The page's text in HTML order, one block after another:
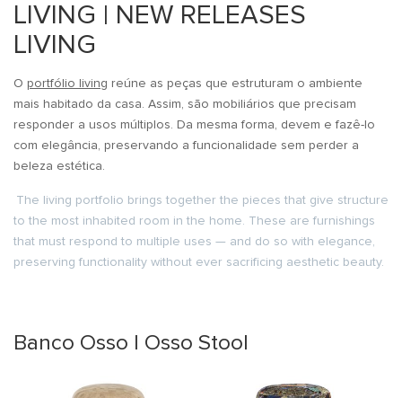
LIVING | NEW RELEASES
LIVING
O portfólio living reúne as peças que estruturam o ambiente
mais habitado da casa. Assim, são mobiliários que precisam
responder a usos múltiplos. Da mesma forma, devem e fazê-lo
com elegância, preservando a funcionalidade sem perder a
beleza estética.
The living portfolio brings together the pieces that give structure
to the most inhabited room in the home. These are furnishings
that must respond to multiple uses — and do so with elegance,
preserving functionality without ever sacrificing aesthetic beauty.
Banco Osso | Osso Stool